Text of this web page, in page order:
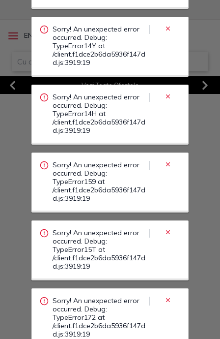
EN RO
Vezi Toate Ofertele
Sorry! An unexpected error
occurred. Debug:
TypeError14Y at
/client.f1dce2b6da5936f147d
d.js:3919:19
Sorry! An unexpected error
occurred. Debug:
TypeError14H at
/client.f1dce2b6da5936f147d
d.js:3919:19
Sorry! An unexpected error
occurred. Debug:
TypeError159 at
/client.f1dce2b6da5936f147d
d.js:3919:19
Sorry! An unexpected error
occurred. Debug:
TypeError15T at
/client.f1dce2b6da5936f147d
d.js:3919:19
Sorry! An unexpected error
occurred. Debug:
TypeError172 at
/client.f1dce2b6da5936f147d
d.js:3919:19